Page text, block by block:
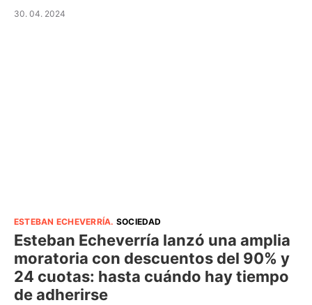
30. 04. 2024
ESTEBAN ECHEVERRÍA. SOCIEDAD
Esteban Echeverría lanzó una amplia
moratoria con descuentos del 90% y
24 cuotas: hasta cuándo hay tiempo
de adherirse